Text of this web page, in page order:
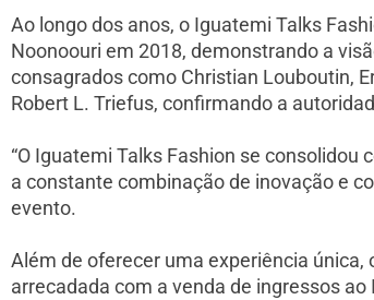
Ao longo dos anos, o Iguatemi Talks
Noonoouri em 2018, demonstrando a
consagrados como Christian Louboutin,
Robert L. Triefus, confirmando a
“O Iguatemi Talks Fashion se
a constante combinação de inovação e
evento.
Além de oferecer uma experiência
arrecadada com a venda de ingressos